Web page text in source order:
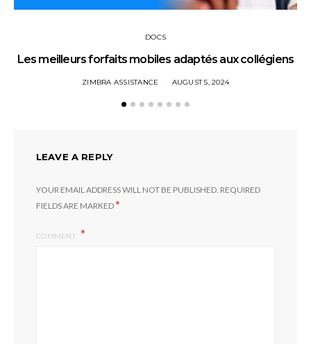
DOCS
Les meilleurs forfaits mobiles adaptés aux collégiens
ZIMBRA ASSISTANCE AUGUST 5, 2024
LEAVE A REPLY
YOUR EMAIL ADDRESS WILL NOT BE PUBLISHED. REQUIRED
FIELDS ARE MARKED*
COMMENT